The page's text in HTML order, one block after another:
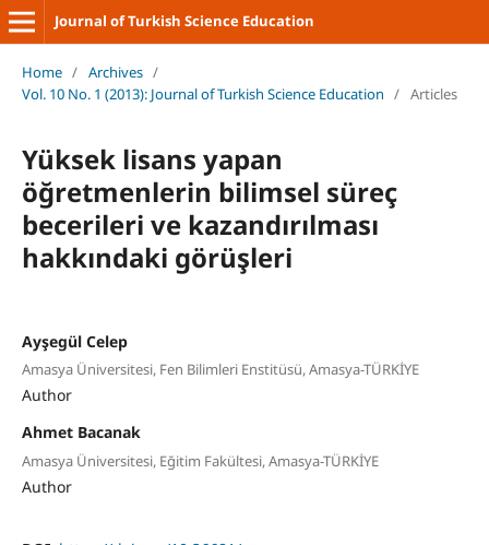
Journal of Turkish Science Education
Home / Archives /
Vol. 10 No. 1 (2013): Journal of Turkish Science Education / Articles
Yüksek lisans yapan
öğretmenlerin bilimsel süreç
becerileri ve kazandırılması
hakkındaki görüşleri
Ayşegül Celep
Amasya Üniversitesi, Fen Bilimleri Enstitüsü, Amasya-TÜRKİYE
Author
Ahmet Bacanak
Amasya Üniversitesi, Eğitim Fakültesi, Amasya-TÜRKİYE
Author